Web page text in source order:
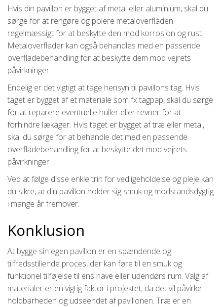
Hvis din pavillon er bygget af metal eller aluminium, skal du
sørge for at rengøre og polere metaloverfladen
regelmæssigt for at beskytte den mod korrosion og rust.
Metaloverflader kan også behandles med en passende
overfladebehandling for at beskytte dem mod vejrets
påvirkninger.
Endelig er det vigtigt at tage hensyn til pavillons tag. Hvis
taget er bygget af et materiale som fx tagpap, skal du sørge
for at reparere eventuelle huller eller revner for at
forhindre lækager. Hvis taget er bygget af træ eller metal,
skal du sørge for at behandle det med en passende
overfladebehandling for at beskytte det mod vejrets
påvirkninger.
Ved at følge disse enkle trin for vedligeholdelse og pleje kan
du sikre, at din pavillon holder sig smuk og modstandsdygtig
i mange år fremover.
Konklusion
At bygge sin egen pavillon er en spændende og
tilfredsstillende proces, der kan føre til en smuk og
funktionel tilføjelse til ens have eller udendørs rum. Valg af
materialer er en vigtig faktor i projektet, da det vil påvirke
holdbarheden og udseendet af pavillonen. Træ er en